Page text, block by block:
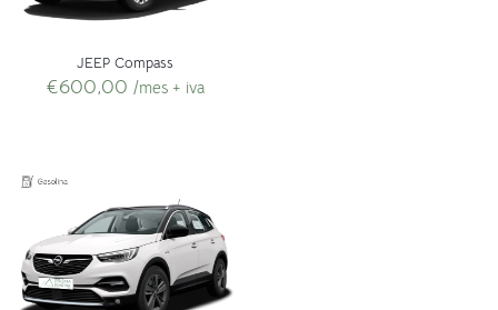
JEEP Compass
€600,00 /mes + iva